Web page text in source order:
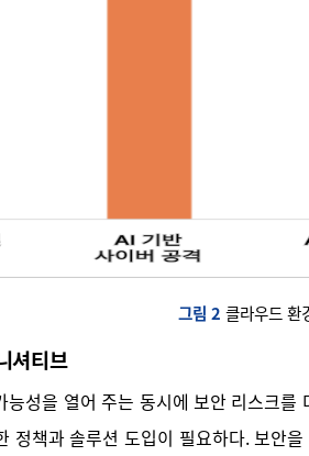
그림 2 클라우드 환
셔티브
성을 열어 주는 동시에 보안 리스크
정책과 솔루션 도입이 필요하다. 보안